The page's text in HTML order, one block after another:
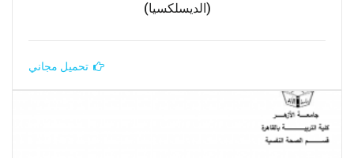
(الديسلكسيا)
تحميل مجاني